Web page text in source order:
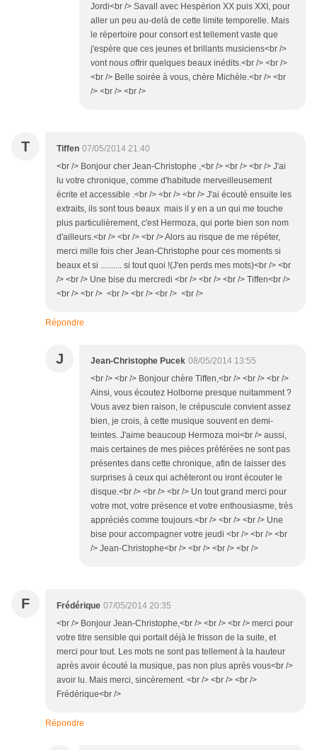
Jordi<br /> Savall avec Hespèrion XX puis XXI, pour
aller un peu au-delà de cette limite temporelle. Mais
le répertoire pour consort est tellement vaste que
j'espère que ces jeunes et brillants musiciens<br />
vont nous offrir quelques beaux inédits.<br /> <br />
<br /> Belle soirée à vous, chère Michèle.<br /> <br
/> <br /> <br />
T Tiffen 07/05/2014 21:40
<br /> Bonjour cher Jean-Christophe ,<br /> <br /> <br /> J'ai
lu votre chronique, comme d'habitude merveilleusement
écrite et accessible .<br /> <br /> <br /> J'ai écouté ensuite les
extraits, ils sont tous beaux mais il y en a un qui me touche
plus particulièrement, c'est Hermoza, qui porte bien son nom
d'ailleurs.<br /> <br /> <br /> Alors au risque de me répéter,
merci mille fois cher Jean-Christophe pour ces moments si
beaux et si .......... si tout quoi !(J'en perds mes mots)<br /> <br
/> <br /> Une bise du mercredi <br /> <br /> <br /> Tiffen<br />
<br /> <br /> <br /> <br /> <br /> <br />
Répondre
J Jean-Christophe Pucek 08/05/2014 13:55
<br /> <br /> Bonjour chère Tiffen,<br /> <br /> <br />
Ainsi, vous écoutez Holborne presque nuitamment ?
Vous avez bien raison, le crépuscule convient assez
bien, je crois, à cette musique souvent en demi-
teintes. J'aime beaucoup Hermoza moi<br /> aussi,
mais certaines de mes pièces préférées ne sont pas
présentes dans cette chronique, afin de laisser des
surprises à ceux qui achèteront ou iront écouter le
disque.<br /> <br /> <br /> Un tout grand merci pour
votre mot, votre présence et votre enthousiasme, très
appréciés comme toujours.<br /> <br /> <br /> Une
bise pour accompagner votre jeudi <br /> <br /> <br
/> Jean-Christophe<br /> <br /> <br /> <br />
F Frédérique 07/05/2014 20:35
<br /> Bonjour Jean-Christophe,<br /> <br /> <br /> merci pour
votre titre sensible qui portait déjà le frisson de la suite, et
merci pour tout. Les mots ne sont pas tellement à la hauteur
après avoir écouté la musique, pas non plus après vous<br />
avoir lu. Mais merci, sincèrement. <br /> <br /> <br />
Frédérique<br />
Répondre